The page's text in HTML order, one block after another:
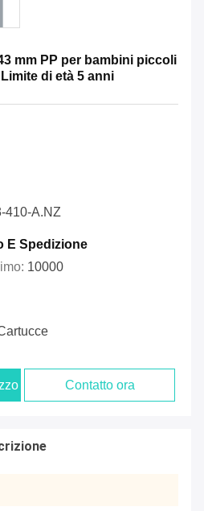
mm PP per bambini piccoli
di età 5 anni
410-A.NZ
E Spedizione
10000
Contatto ora